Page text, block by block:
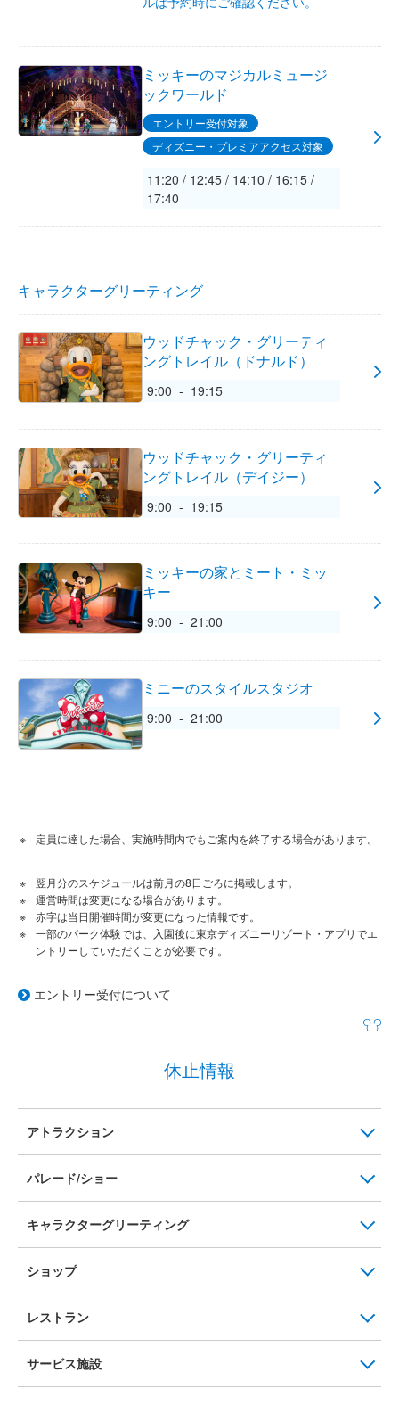
ミッキーのマジカルミュージ
ックワールド
エントリー受付対象
ディズニー・プレミアアクセス対象
11:20 / 12:45 / 14:10 / 16:15 /
17:40
キャラクターグリーティング
ウッドチャック・グリーティ
ングトレイル（ドナルド）
9:00 - 19:15
ウッドチャック・グリーティ
ングトレイル（デイジー）
9:00 - 19:15
ミッキーの家とミート・ミッ
キー
9:00 - 21:00
ミニーのスタイルスタジオ
9:00 - 21:00
定員に達した場合、実施時間内でもご案内を終了する場合があります。
翌月分のスケジュールは前月の8日ごろに掲載します。
運営時間は変更になる場合があります。
赤字は当日開催時間が変更になった情報です。
一部のパーク体験では、入園後に東京ディズニーリゾート・アプリでエ
ントリーしていただくことが必要です。
エントリー受付について
休止情報
アトラクション
パレード/ショー
キャラクターグリーティング
ショップ
レストラン
サービス施設